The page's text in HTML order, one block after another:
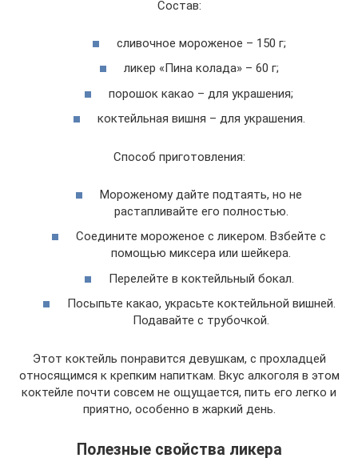
Состав:
сливочное мороженое – 150 г;
ликер «Пина колада» – 60 г;
порошок какао – для украшения;
коктейльная вишня – для украшения.
Способ приготовления:
Мороженому дайте подтаять, но не
растапливайте его полностью.
Соедините мороженое с ликером. Взбейте с
помощью миксера или шейкера.
Перелейте в коктейльный бокал.
Посыпьте какао, украсьте коктейльной вишней.
Подавайте с трубочкой.
Этот коктейль понравится девушкам, с прохладцей
относящимся к крепким напиткам. Вкус алкоголя в этом
коктейле почти совсем не ощущается, пить его легко и
приятно, особенно в жаркий день.
Полезные свойства ликера